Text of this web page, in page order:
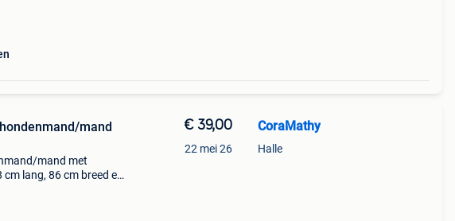
mand
mand met
lang, 86 cm breed en
€ 39,00
22 mei 26
CoraMathy
Halle